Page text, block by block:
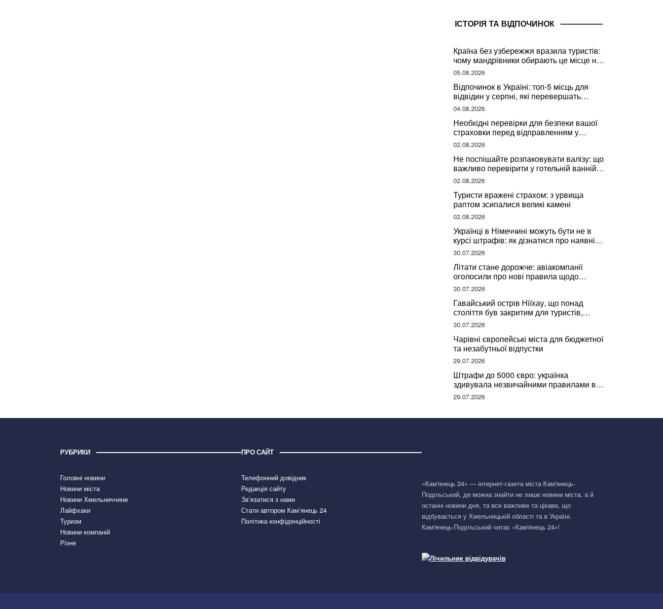
ІСТОРІЯ ТА ВІДПОЧИНОК
Країна без узбережжя вразила туристів:
чому мандрівники обирають це місце на
відпочинок
05.08.2026
Відпочинок в Україні: топ-5 місць для
відвідин у серпні, які перевершать
закордонні враження
04.08.2026
Необхідні перевірки для безпеки вашої
страховки перед відправленням у
подорож
02.08.2026
Не поспішайте розпаковувати валізу: що
важливо перевірити у готельній ванній
за словами досвідченої мандрівниці
02.08.2026
Туристи вражені страхом: з урвища
раптом зсипалися великі камені
02.08.2026
Українці в Німеччині можуть бути не в
курсі штрафів: як дізнатися про наявні
борги
30.07.2026
Літати стане дорожче: авіакомпанії
оголосили про нові правила щодо
вибору місць
30.07.2026
Гавайський острів Ніїхау, що понад
століття був закритим для туристів,
починає приймати перших відвідувачів
30.07.2026
Чарівні європейські міста для бюджетної
та незабутньої відпустки
29.07.2026
Штрафи до 5000 євро: українка
здивувала незвичайними правилами в
Німеччині та поділилася правдою
29.07.2026
РУБРИКИ
Головні новини
Новини міста
Новини Хмельниччини
Лайфхаки
Туризм
Новини компаній
Різне
ПРО САЙТ
Телефонний довідник
Редакція сайту
Зв’язатися з нами
Стати автором Кам’янець 24
Політика конфіденційності
«Кам'янець 24» — інтернет-газета міста Кам'янець-
Подільський, де можна знайти не лише новини міста, а й
останні новини дня, та все важливе та цікаве, що
відбувається у Хмельницькій області та в Україні.
Кам'янець-Подільський читає «Кам'янець 24»!